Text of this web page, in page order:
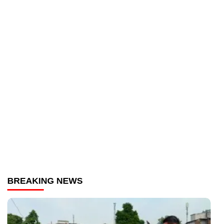
BREAKING NEWS